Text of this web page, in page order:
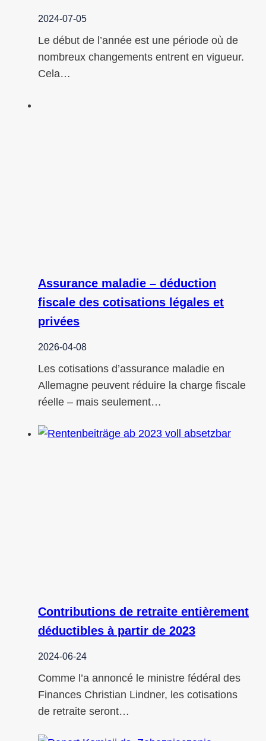
2024-07-05
Le début de l’année est une période où de
nombreux changements entrent en vigueur.
Cela…
Assurance maladie – déduction
fiscale des cotisations légales et
privées
2026-04-08
Les cotisations d’assurance maladie en
Allemagne peuvent réduire la charge fiscale
réelle – mais seulement…
Contributions de retraite entièrement
déductibles à partir de 2023
2024-06-24
Comme l’a annoncé le ministre fédéral des
Finances Christian Lindner, les cotisations
de retraite seront…